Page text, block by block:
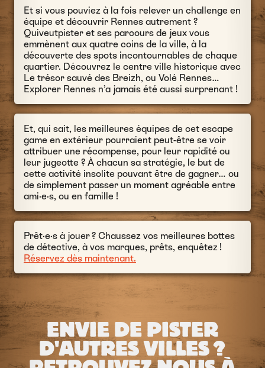
Et si vous pouviez à la fois relever un challenge en
équipe et découvrir Rennes autrement ?
Quiveutpister et ses parcours de jeux vous
emmènent aux quatre coins de la ville, à la
découverte des spots incontournables de chaque
quartier. Découvrez le centre ville historique avec
Le trésor sauvé des Breizh, ou Volé Rennes…
Explorer Rennes n’a jamais été aussi surprenant !
Et, qui sait, les meilleures équipes de cet escape
game en extérieur pourraient peut-être se voir
attribuer une récompense, pour leur rapidité ou
leur jugeotte ? À chacun sa stratégie, le but de
cette activité insolite pouvant être de gagner… ou
de simplement passer un moment agréable entre
ami·e·s, ou en famille !
Prêt·e·s à jouer ? Chaussez vos meilleures bottes
de détective, à vos marques, prêts, enquêtez !
Réservez dès maintenant.
ENVIE DE PISTER
D'AUTRES VILLES ?